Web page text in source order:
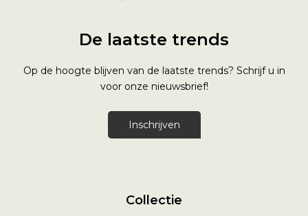
De laatste trends
Op de hoogte blijven van de laatste trends? Schrijf u in
voor onze nieuwsbrief!
Inschrijven
Collectie